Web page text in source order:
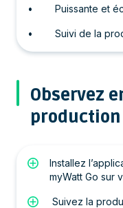
• Puissante et
• Suivi de la
Observez
Installez
myWatt Go sur
Suivez la